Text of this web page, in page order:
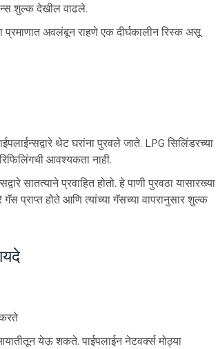
शुल्क देखील वाढले.
प्रमाणात अवलंबून राहणे एक दीर्घकालीन रिस्क असू
थेट घरांना पुरवले जाते. LPG सिलिंडरच्या
आवश्यकता नाही.
सातत्याने प्रवाहित होतो. हे पाणी पुरवठा यासारख्या
प्राप्त होते आणि त्यांच्या गॅसच्या वापरानुसार शुल्क
येऊ शकते. पाईपलाईन नेटवर्क्स मोठ्या